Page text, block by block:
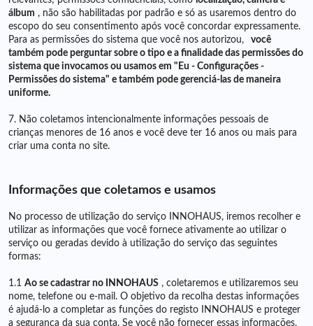
álbum , não são habilitadas por padrão e só as usaremos dentro do
escopo do seu consentimento após você concordar expressamente.
Para as permissões do sistema que você nos autorizou,
você
também pode perguntar sobre o tipo e a finalidade das permissões do
sistema que invocamos ou usamos em "Eu - Configurações -
Permissões do sistema" e também pode gerenciá-las de maneira
uniforme.
7. Não coletamos intencionalmente informações pessoais de
crianças menores de 16 anos e você deve ter 16 anos ou mais para
criar uma conta no site.
Informações que coletamos e usamos
No processo de utilização do serviço INNOHAUS, iremos recolher e
utilizar as informações que você fornece ativamente ao utilizar o
serviço ou geradas devido à utilização do serviço das seguintes
formas:
1.1 Ao se cadastrar no INNOHAUS , coletaremos e utilizaremos seu
nome, telefone ou e-mail. O objetivo da recolha destas informações
é ajudá-lo a completar as funções do registo INNOHAUS e proteger
a segurança da sua conta. Se você não fornecer essas informações,